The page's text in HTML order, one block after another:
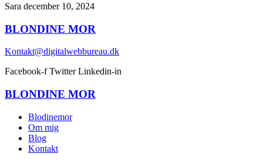
Sara december 10, 2024
BLONDINE MOR
Kontakt@digitalwebbureau.dk
Facebook-f Twitter Linkedin-in
BLONDINE MOR
Blodinemor
Om mig
Blog
Kontakt